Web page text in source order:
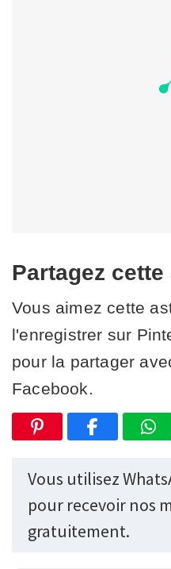
Partagez cette
Vous aimez cette
l'enregistrer sur
pour la partager
Facebook.
Vous utilisez
pour recevoir nos
gratuitement.